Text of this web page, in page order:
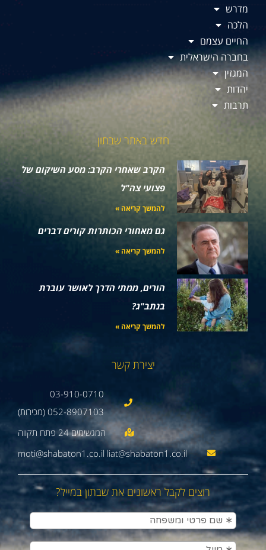
מדרש
הלכה
החיים עצמם
בחברה הישראלית
המגזין
יהדות
תרבות
חדש באתר שבתון
הקרב שאחרי הקרב: מסע השיקום של
פצועי צה"ל
להמשך קריאה »
גם מאחורי הכותרות קורים דברים
להמשך קריאה »
הורים, ממתי הדרך לאושר עוברת
בנתב"ג?
להמשך קריאה »
יצירת קשר
03-910-0710
052-8907103 (מכירות)
moti@shabaton1.co.il liat@shabaton1.co.il
רוצים לקבל ראשונים את שבתון במייל?